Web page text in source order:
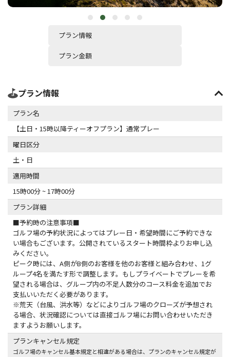
プラン情報
プラン金額
プラン情報
プラン名
【土日・15時以降ティーオフプラン】通常プレー
曜日区分
土・日
適用時間
15時00分 ~ 17時00分
プラン詳細
■予約時の注意事項■
ゴルフ場の予約状況によってはプレー日・希望時間にご予約できな
い場合もございます。公開されているスタート時間枠よりお申し込
みください。
ピーク時には、A側がB側のお客様を他のお客様と組み合わせ、1グ
ループ4名を満たす形で調整します。もしプライベートでプレーを希
望される場合は、グループ内の不足人数分のコース料金を追加でお
支払いいただく必要があります。
※荒天（台風、洪水等）などによりゴルフ場のクローズが予想され
る場合、状況確認については直接ゴルフ場にお問い合わせいただき
ますようお願いします。
プランキャンセル規定
ゴルフ場のキャンセル基本規定と相違がある場合は、プランのキャンセル規定が